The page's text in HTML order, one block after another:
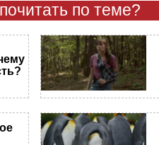
по теме?